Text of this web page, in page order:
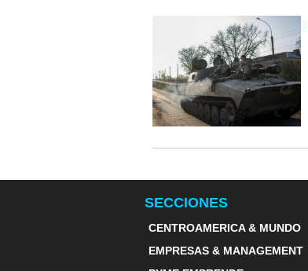
SECCIONES
CENTROAMERICA & MUNDO
EMPRESAS & MANAGEMENT